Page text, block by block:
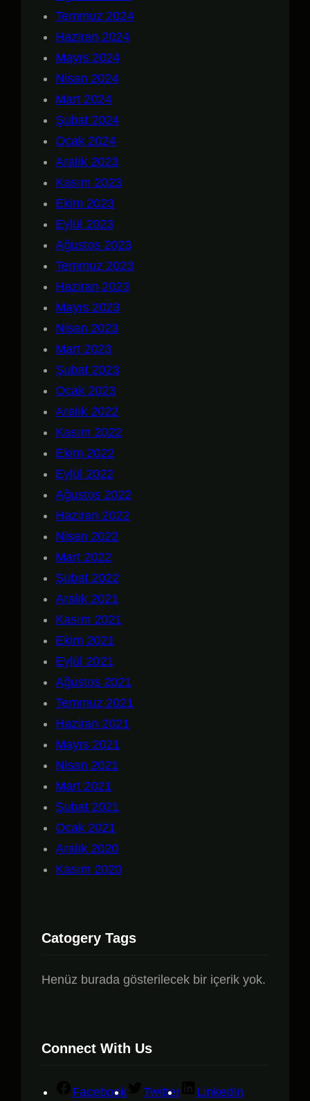
Temmuz 2024
Haziran 2024
Mayıs 2024
Nisan 2024
Mart 2024
Şubat 2024
Ocak 2024
Aralık 2023
Kasım 2023
Ekim 2023
Eylül 2023
Ağustos 2023
Temmuz 2023
Haziran 2023
Mayıs 2023
Nisan 2023
Mart 2023
Şubat 2023
Ocak 2023
Aralık 2022
Kasım 2022
Ekim 2022
Eylül 2022
Ağustos 2022
Haziran 2022
Nisan 2022
Mart 2022
Şubat 2022
Aralık 2021
Kasım 2021
Ekim 2021
Eylül 2021
Ağustos 2021
Temmuz 2021
Haziran 2021
Mayıs 2021
Nisan 2021
Mart 2021
Şubat 2021
Ocak 2021
Aralık 2020
Kasım 2020
Catogery Tags
Henüz burada gösterilecek bir içerik yok.
Connect With Us
Facebook Twitter
LinkedIn